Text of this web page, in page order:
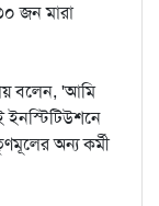
জন মারা
বলেন, 'আমি
ইনস্টিটিউশনে
অন্য কর্মী